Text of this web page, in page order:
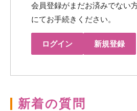
会員登録がまだお済みでない
にてお手続きください。
ログイン 新規登録
新着の質問